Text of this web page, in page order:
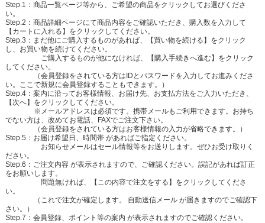
Step.1：商品一覧ページ等から、ご希望の商品をクリックしてお選びくださ
い。
Step.2：商品詳細ページにて商品内容をご確認いただき、購入数を入力して
【カートに入れる】をクリックしてください。
Step.3：まだ他にご購入するものがあれば、【買い物を続ける】をクリック
し、お買い物を続けてください。
ご購入するものが他になければ、【購入手続きへ進む】をクリック
してください。
（会員登録をされている方はIDとパスワードを入力してお進みくださ
い。ここで新規に会員登録することもできます。）
Step.4：案内に沿ってお客様情報、お届け先、お支払方法をご入力いただき、
【次へ】をクリックしてください。
※メールアドレスは必須です。携帯メールもご利用できます。お持ち
でない方は、改めてお電話、FAXでご注文下さい。
（会員登録をされている方はお客様情報の入力が省略できます。）
Step.5：お届け希望日、時間帯 があればご指定ください。
お知らせメールはセール情報等をお送りします。ぜひお受け取りく
ださい。
Step.6：ご注文内容 が表示されますので、ご確認ください。誤記があれば訂正
をお願いします。
問題無ければ、【この内容で注文をする】をクリックしてくださ
い。
（これで注文が確定します。 自動送信メール が届きますのでご確認下
さい。）
Step.7：会員登録、ポイント等の案内 が表示されますのでご確認ください。